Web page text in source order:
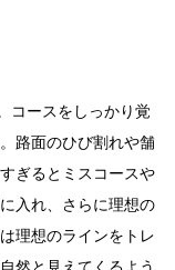
コースをしっかり覚
路面のひび割れや舗
ぎるとミスコースや
入れ、さらに理想の
理想のラインをトレ